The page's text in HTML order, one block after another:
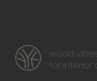
wood
for interior